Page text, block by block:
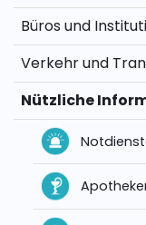
Büros und
Verkehr und
Nützliche